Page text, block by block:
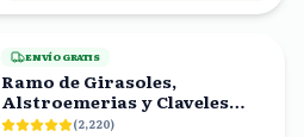
ENVÍO GRATIS
Ramo de Girasoles,
Alstroemerias y Claveles
Rosas
(2,220)